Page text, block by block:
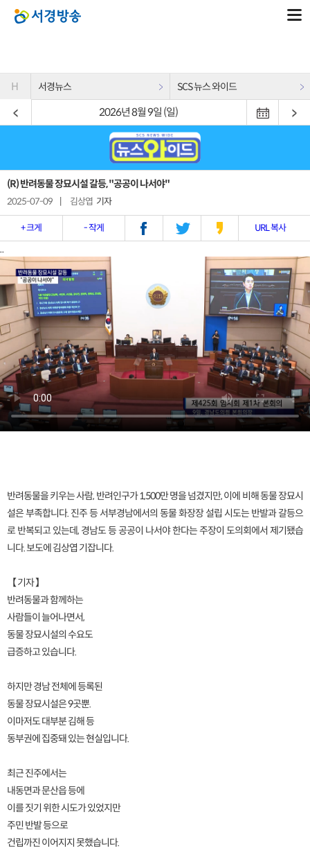
H 서경뉴스 SCS 뉴스 와이드
2026년 8월 9일 (일)
(R) 반려동물 장묘시설 갈등, "공공이 나서야"
2025-07-09 김상엽 기자
+ 크게 - 작게 URL 복사
..
반려동물을 키우는 사람, 반려인구가 1,500만 명을 넘겼지만, 이에 비해 동물 장묘시
설은 부족합니다. 진주 등 서부경남에서의 동물 화장장 설립 시도는 반발과 갈등으
로 반복되고 있는데, 경남도 등 공공이 나서야 한다는 주장이 도의회에서 제기됐습
니다. 보도에 김상엽 기잡니다.
【 기자 】
반려동물과 함께하는
사람들이 늘어나면서,
동물 장묘시설의 수요도
급증하고 있습니다.
하지만 경남 전체에 등록된
동물 장묘시설은 9곳뿐.
이마저도 대부분 김해 등
동부권에 집중돼 있는 현실입니다.
최근 진주에서는
내동면과 문산읍 등에
이를 짓기 위한 시도가 있었지만
주민 반발 등으로
건립까진 이어지지 못했습니다.